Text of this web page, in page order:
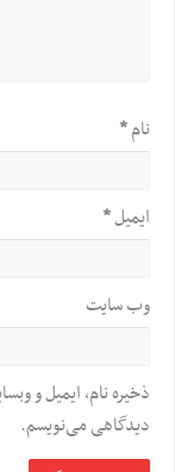
نام*
ایمیل*
وب‌ سایت
ذخیره نام، ایمیل و
دیدگاهی می‌نویسم.